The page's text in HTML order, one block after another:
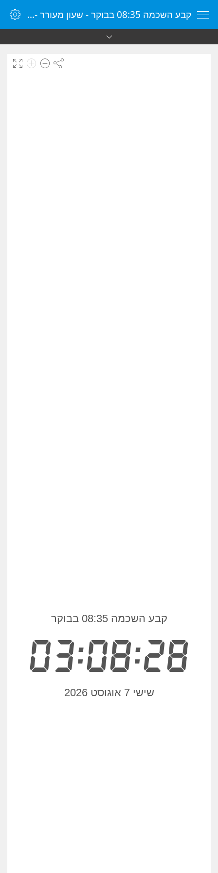
קבע השכמה 08:35 בבוקר - שעון מעורר - שעון מעורר מקוון - שעון מעורר במחשב
03:08:28
קבע השכמה 08:35 בבוקר
שישי 7 אוגוסט 2026